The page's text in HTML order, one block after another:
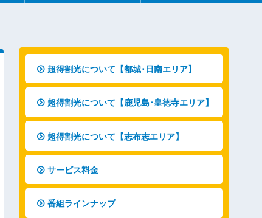
超得割光について【都城･日南エリア】
超得割光について【鹿児島･皇徳寺エリア】
超得割光について【志布志エリア】
サービス料金
番組ラインナップ